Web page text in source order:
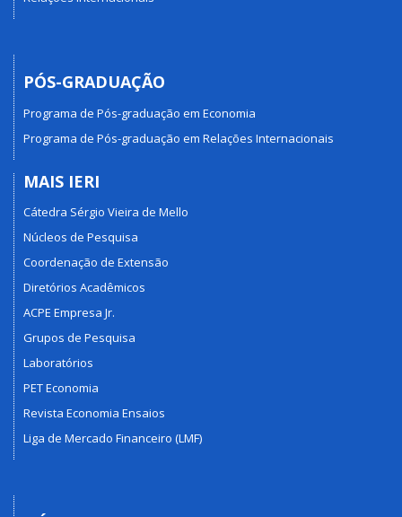
PÓS-GRADUAÇÃO
Programa de Pós-graduação em Economia
Programa de Pós-graduação em Relações Internacionais
MAIS IERI
Cátedra Sérgio Vieira de Mello
Núcleos de Pesquisa
Coordenação de Extensão
Diretórios Acadêmicos
ACPE Empresa Jr.
Grupos de Pesquisa
Laboratórios
PET Economia
Revista Economia Ensaios
Liga de Mercado Financeiro (LMF)